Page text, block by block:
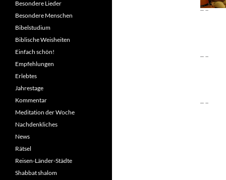
Besondere Lieder
Besondere Menschen
Bibelstudium
Biblische Weisheiten
Einfach schön!
Empfehlungen
Erlebtes
Jahrestage
Kommentar
Meditation der Woche
Nachdenkliches
News
Rätsel
Reisen-Länder-Städte
Shabbat shalom